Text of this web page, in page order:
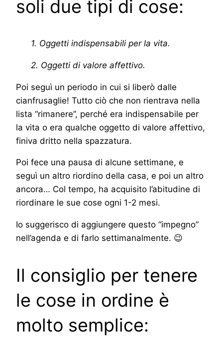
soli due tipi di cose:
1. Oggetti indispensabili per la vita.
2. Oggetti di valore affettivo.
Poi seguì un periodo in cui si liberò dalle
cianfrusaglie! Tutto ciò che non rientrava nella
lista “rimanere”, perché era indispensabile per
la vita o era qualche oggetto di valore affettivo,
finiva dritto nella spazzatura.
Poi fece una pausa di alcune settimane, e
seguì un altro riordino della casa, e poi un altro
ancora… Col tempo, ha acquisito l’abitudine di
riordinare le sue cose ogni 1-2 mesi.
Io suggerisco di aggiungere questo “impegno”
nell’agenda e di farlo settimanalmente. 😉
Il consiglio per tenere
le cose in ordine è
molto semplice: